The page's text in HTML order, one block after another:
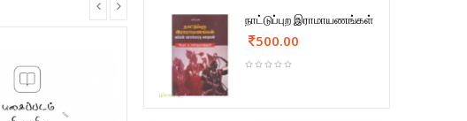
நாட்டுப்புற இராமாயணங்கள்
500.00